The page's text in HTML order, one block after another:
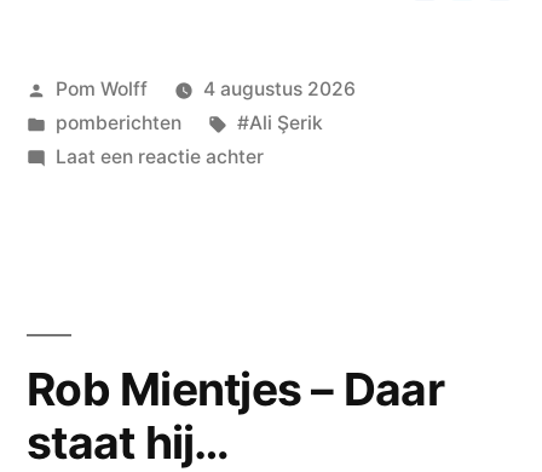
Geplaatst
door
Pom Wolff
4 augustus 2026
Geplaatst
in
pomberichten Tags:
#Ali Şerik
Laat een reactie achterop
pomgedichten.nl
Rob Mientjes – Daar
staat hij…